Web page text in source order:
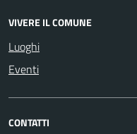
VIVERE IL COMUNE
Luoghi
Eventi
CONTATTI